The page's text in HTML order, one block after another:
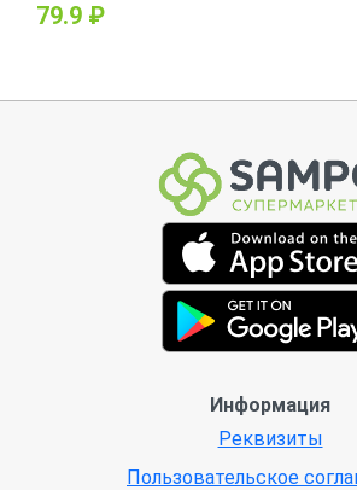
79.9 ₽
Информация
Реквизиты
Пользовательское